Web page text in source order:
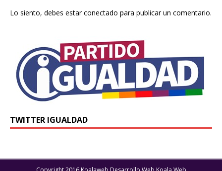
Lo siento, debes estarconectado para publicar un comentario.
TWITTER IGUALDAD